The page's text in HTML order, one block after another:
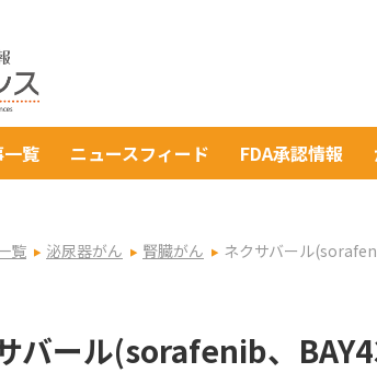
覧 ニュースフィード FDA承認情報
覧 泌尿器がん 腎臓がん ネクサバール
バール(sorafenib、